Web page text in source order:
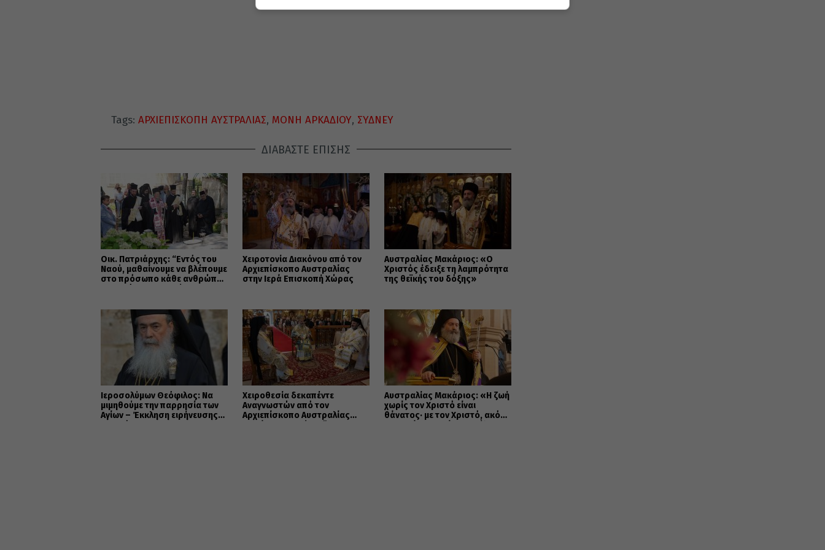
Tags: ΑΡΧΙΕΠΙΣΚΟΠΗ ΑΥΣΤΡΑΛΙΑΣ, ΜΟΝΗ ΑΡΚΑΔΙΟΥ, ΣΥΔΝΕΥ
ΔΙΑΒΑΣΤΕ ΕΠΙΣΗΣ
Οικ. Πατριάρχης: “Εντός του
Ναού, μαθαίνουμε να βλέπουμε
στο πρόσωπο κάθε ανθρώπου
Χειροτονία Διακόνου από τον
Αρχιεπίσκοπο Αυστραλίας
στην Ιερά Επισκοπή Χώρας
Αυστραλίας Μακάριος: «Ο
Χριστός έδειξε τη λαμπρότητα
της θεϊκής του δόξης»
Ιεροσολύμων Θεόφιλος: Να
μιμηθούμε την παρρησία των
Αγίων – Έκκληση ειρήνευσης
Χειροθεσία δεκαπέντε
Αναγνωστών από τον
Αρχιεπίσκοπο Αυστραλίας
Αυστραλίας Μακάριος: «Η ζωή
χωρίς τον Χριστό είναι
θάνατος· με τον Χριστό, ακόμη